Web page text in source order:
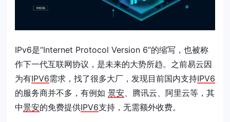
IPv6是“Internet Protocol Version 6”的缩写，也被称
作下一代互联网协议，是未来的大势所趋。之前易云因
为有IPV6需求，找了很多大厂，发现目前国内支持IPV6
的服务商并不多，有例如 景安、腾讯云、阿里云等，其
中景安的免费提供IPV6支持，无需额外收费。